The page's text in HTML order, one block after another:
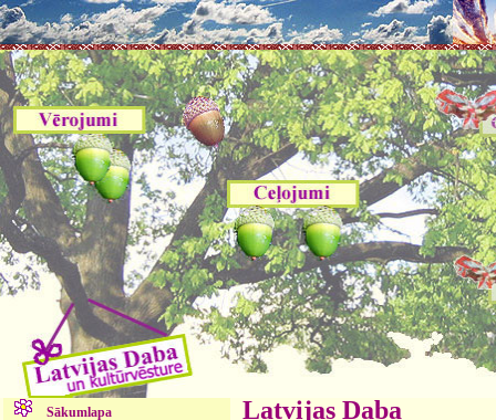
Sākumlapa
Latvijas Daba